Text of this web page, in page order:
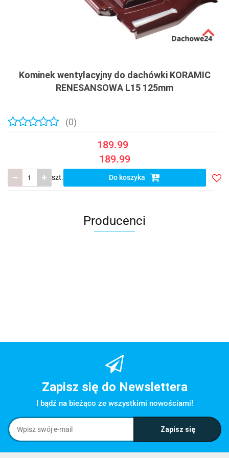
Kominek wentylacyjny do dachówki KORAMIC
RENESANSOWA L15 125mm
(0)
189.99
189.99
szt. Do koszyka
Producenci
Zapisz się do Newslettera
I bądź na bieżąco ze wszystkimi nowościami!